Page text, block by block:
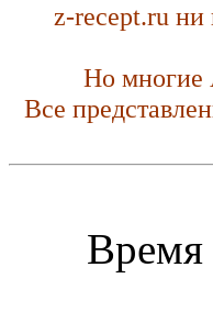
z-recept.ru ни
Но многие
Все
Время